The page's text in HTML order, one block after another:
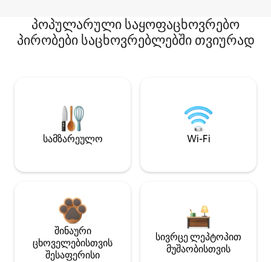
პოპულარული საყოფაცხოვრებო
პირობები საცხოვრებლებში თვიურად
სამზარეულო Wi-Fi
შინაური
ცხოველებისთვის
შესაფერისი
სივრცე ლეპტოპით
მუშაობისთვის